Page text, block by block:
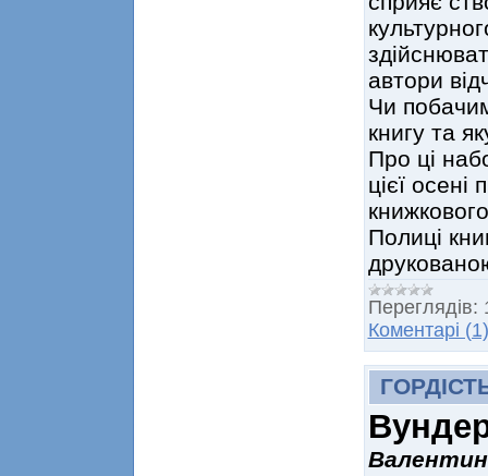
автори
Чи
книгу та
Про ці
цієї осені
Полиці
Переглядів:
Коментарі (1)